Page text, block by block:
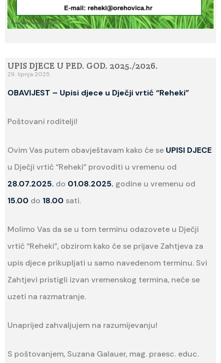
UPIS DJECE U PED. GOD. 2025./2026.
29. lipnja 2025.
OBAVIJEST – Upisi djece u Dječji vrtić “Reheki”
Poštovani roditelji!
Ovim Vas putem obavještavam kako će se UPISI DJECE
u Dječji vrtić “Reheki” provoditi u vremenu od
28.07.2025. do 01.08.2025. godine u vremenu od
15.00 do 18.00 sati.
Molimo Vas da se u tom terminu odazovete u Dječji
vrtić “Reheki”, obzirom kako će se prijave Zahtjeva za
upis djece prikupljati u samo navedenom terminu. Svi
Zahtjevi pristigli izvan vremenskog termina, neće se
uzeti na razmatranje.
Unaprijed zahvaljujem na razumijevanju!
S poštovanjem, Suzana Galauer, mag. praesc. educ.